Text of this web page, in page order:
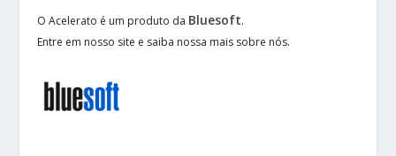
O Acelerato é um produto da Bluesoft.
Entre em nosso site e saiba nossa mais sobre nós.